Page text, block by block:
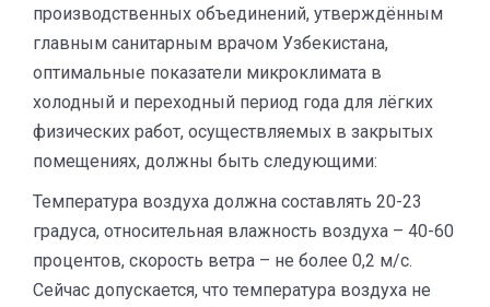
производственных объединений, утверждённым
главным санитарным врачом Узбекистана,
оптимальные показатели микроклимата в
холодный и переходный период года для лёгких
физических работ, осуществляемых в закрытых
помещениях, должны быть следующими:
Температура воздуха должна составлять 20-23
градуса, относительная влажность воздуха – 40-60
процентов, скорость ветра – не более 0,2 м/с.
Сейчас допускается, что температура воздуха не